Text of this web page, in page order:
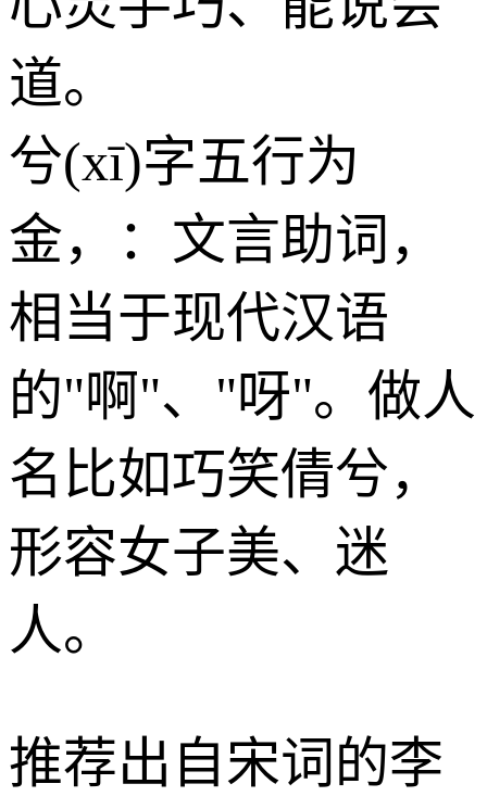
道。
兮(xī)字五行为
金，：文言助词，
相当于现代汉语
的"啊"、"呀"。做人
名比如巧笑倩兮，
形容女子美、迷
人。
推荐出自宋词的李